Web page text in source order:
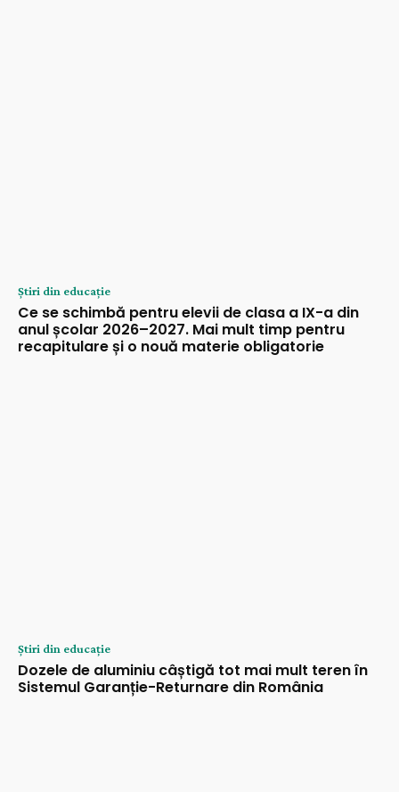
Știri din educație
Ce se schimbă pentru elevii de clasa a IX-a din
anul școlar 2026–2027. Mai mult timp pentru
recapitulare și o nouă materie obligatorie
Știri din educație
Dozele de aluminiu câștigă tot mai mult teren în
Sistemul Garanție-Returnare din România